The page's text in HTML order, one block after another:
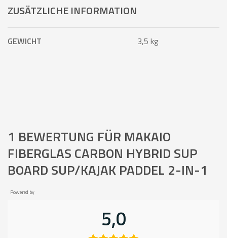
ZUSÄTZLICHE INFORMATION
GEWICHT 3,5 kg
1 BEWERTUNG FÜR MAKAIO
FIBERGLAS CARBON HYBRID SUP
BOARD SUP/KAJAK PADDEL 2-IN-1
Powered by
5,0